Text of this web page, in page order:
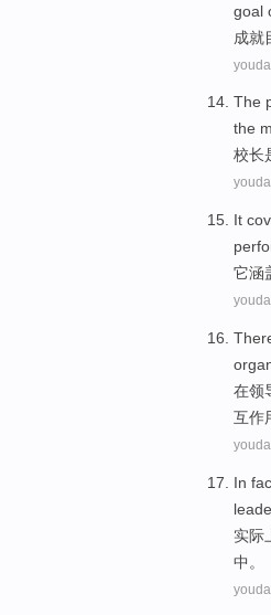
goal
成就
The
the
校长
It
它涵
在领
互作
In
实际
中。